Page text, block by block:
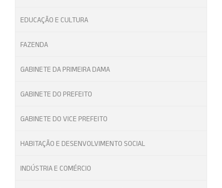
EDUCAÇÃO E CULTURA
FAZENDA
GABINETE DA PRIMEIRA DAMA
GABINETE DO PREFEITO
GABINETE DO VICE PREFEITO
HABITAÇÃO E DESENVOLVIMENTO SOCIAL
INDÚSTRIA E COMÉRCIO